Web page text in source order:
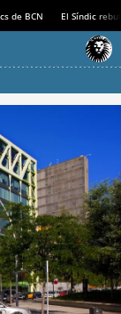
de BCN El Síndic